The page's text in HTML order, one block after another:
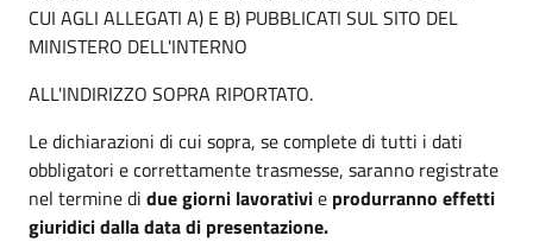
CUI AGLI ALLEGATI A) E B) PUBBLICATI SUL SITO DEL
MINISTERO DELL'INTERNO
ALL'INDIRIZZO SOPRA RIPORTATO.
Le dichiarazioni di cui sopra, se complete di tutti i dati
obbligatori e correttamente trasmesse, saranno registrate
nel termine di due giorni lavorativie produrranno effetti
giuridici dalla data di presentazione.